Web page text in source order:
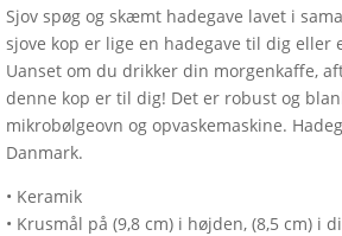
Sjov spøg og skæmt hadegave lavet i
sjove kop er lige en hadegave til dig eller
Uanset om du drikker din morgenkaffe,
denne kop er til dig! Det er robust og
mikrobølgeovn og opvaskemaskine.
Danmark.
• Keramik
• Krusmål på (9,8 cm) i højden, (8,5 cm) i